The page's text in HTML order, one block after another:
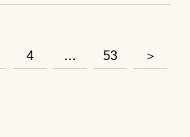
4 … 53 ＞